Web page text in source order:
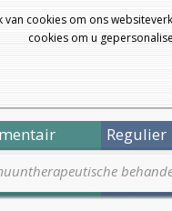
van cookies om ons
cookies om u
Regulier